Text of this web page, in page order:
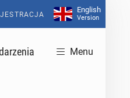
English
Version
Menu